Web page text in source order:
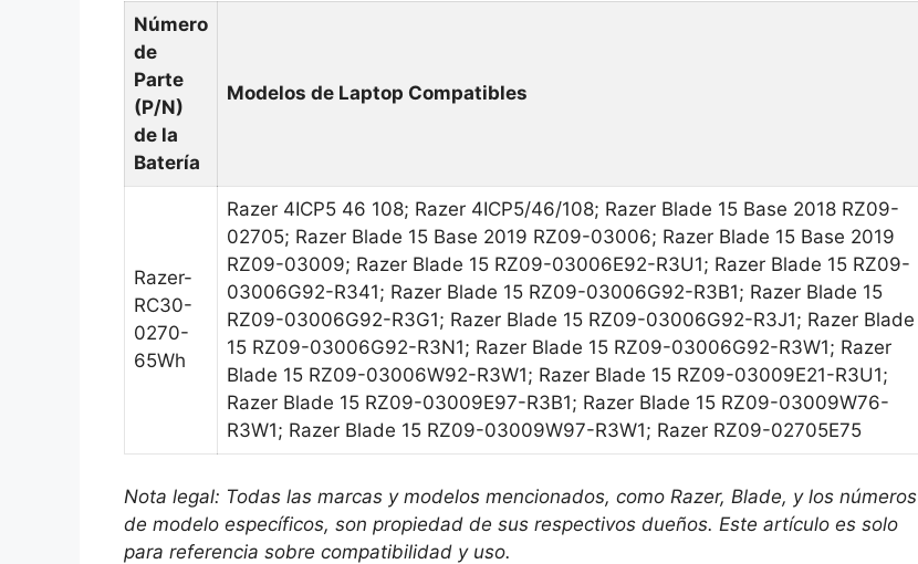
Número
de
Parte
(P/N)
de la
Batería
Modelos de Laptop Compatibles
Razer-
RC30-
0270-
65Wh
Razer 4ICP5 46 108; Razer 4ICP5/46/108; Razer Blade 15 Base 2018 RZ09-
02705; Razer Blade 15 Base 2019 RZ09-03006; Razer Blade 15 Base 2019
RZ09-03009; Razer Blade 15 RZ09-03006E92-R3U1; Razer Blade 15 RZ09-
03006G92-R341; Razer Blade 15 RZ09-03006G92-R3B1; Razer Blade 15
RZ09-03006G92-R3G1; Razer Blade 15 RZ09-03006G92-R3J1; Razer Blade
15 RZ09-03006G92-R3N1; Razer Blade 15 RZ09-03006G92-R3W1; Razer
Blade 15 RZ09-03006W92-R3W1; Razer Blade 15 RZ09-03009E21-R3U1;
Razer Blade 15 RZ09-03009E97-R3B1; Razer Blade 15 RZ09-03009W76-
R3W1; Razer Blade 15 RZ09-03009W97-R3W1; Razer RZ09-02705E75
Nota legal: Todas las marcas y modelos mencionados, como Razer, Blade, y los números
de modelo específicos, son propiedad de sus respectivos dueños. Este artículo es solo
para referencia sobre compatibilidad y uso.